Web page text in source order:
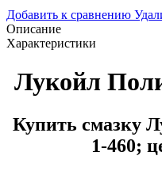
Добавить к сравнению
Описание
Характеристики
Лукойл
Купить смазку
1-460;